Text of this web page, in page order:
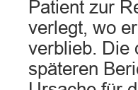
Patient zur
verlegt, wo
verblieb. Die
späteren